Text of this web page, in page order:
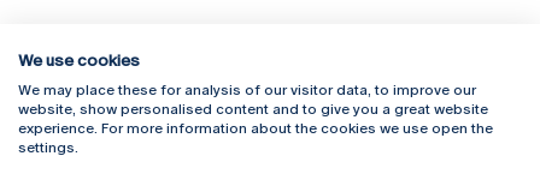
Rua Diogo Botelho 1327
4169-005 Porto
+351 226 196 240
Campus Online
Webmail
We use cookies
We may place these for analysis of our visitor data, to improve our
website, show personalised content and to give you a great website
experience. For more information about the cookies we use open the
settings.